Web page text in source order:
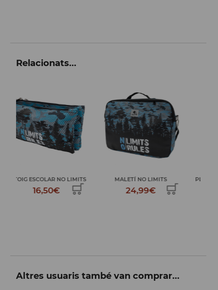
Relacionats...
MALETÍ NO LIMITS
24,99€
PLUMIER 2 PISOS NO LIMITS
34,99€
Altres usuaris també van comprar...